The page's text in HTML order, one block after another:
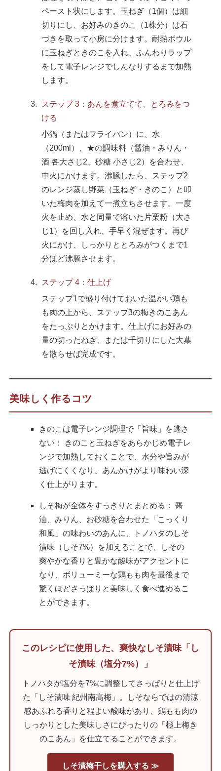
ペースト状にします。玉ねぎ（1個）は細
切りにし、お好みのきのこ（1株分）は石
づきを取って小房に分けます。耐熱ボウル
に玉ねぎときのこを入れ、ふんわりラップ
をして電子レンジでしんなりするまで加熱
します。
ステップ 3：あんを煮立てて、とろみをつ
ける
小鍋（またはフライパン）に、水
（200ml）、★の調味料（醤油・みりん・
酒 各大さじ2、砂糖 小さじ2）を合わせ、
中火にかけます。沸騰したら、ステップ2
のレンジ蒸し野菜（玉ねぎ・きのこ）と叩
いた梅肉を加えて一煮立ちさせます。一度
火を止め、水と同量で溶いた片栗粉（大さ
じ1）を回し入れ、手早く混ぜます。再び
火にかけ、しっかりととろみがつくまで1
分ほど沸騰させます。
ステップ 4：仕上げ
ステップ1で盛り付けておいた温かい鶏も
も肉の上から、ステップ3の梅きのこあん
をたっぷりとかけます。仕上げにお好みの
量の切ったねぎ、または千切りにした大葉
を散らせば完成です。
美味しく作るコツ
きのこは電子レンジ調理で「旨味」を逃さ
ない：
きのこと玉ねぎをあらかじめ電子レ
ンジで加熱しておくことで、水分や旨みが
逃げにくくなり、あんかけがより味わい深
く仕上がります。
しそ梅が全体をすっきりとまとめる：
醤
油、みりん、お砂糖を合わせた「こっくり
和風」の味わいのあんに、トノハタのしそ
漬味（しそ7%）を加えることで、しその
爽やかな香りと豊かな酸味がアクセントに
なり、ボリューミーな鶏もも肉を最後まで
驚くほどさっぱりと美味しく食べ進めるこ
とができます。
このレシピに使用した、爽快なしそ漬味「し
そ漬味（塩分7%）」
トノハタが塩分を7%に調整してさっぱりと仕上げ
た
「しそ漬味 紀州南高梅」 。しそならではの清涼
感あふれる香りと程よい酸味があり、鶏もも肉の
しっかりとした美味しさにぴったりの「極上梅き
のこあん」を仕立てることができます。
しそ漬梅干しを購入する ≫